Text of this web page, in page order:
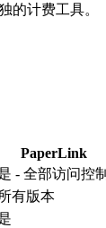
的计费工具。
PaperLink
- 全部访问控制
所有版本